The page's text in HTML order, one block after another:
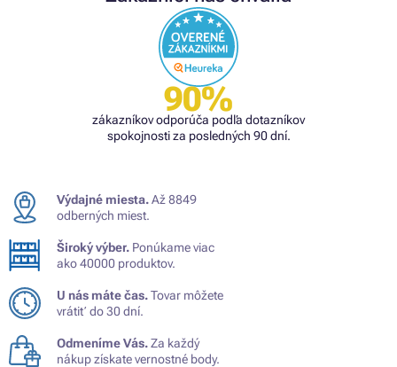
90%
zákazníkov odporúča podľa dotazníkov
spokojnosti za posledných 90 dní.
Výdajné miesta.Až 8849
odberných miest.
Široký výber. Ponúkame viac
ako 40000 produktov.
U nás máte čas.Tovar môžete
vrátiť do 30 dní.
Odmeníme Vás.Za každý
nákup získate vernostné body.